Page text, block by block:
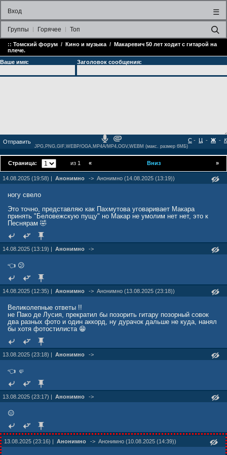
Вход ☰
Группы Горячее Топ
:: Томский форум / Кино и музыка / Макаревич 50 лет ходит с гитарой на
плече.
Ваше имя:
Заголовок сообщения:
- Ц - Ж - К
С
JPG,PNG,GIF,WEBP/OGA,MP4A/MP4,OGV,WEBM (макс. размер 6МБ)
Страница: из 1 »
« Вниз
14.08.2025 (19:58) | Анонимно -> Анонимно (14.08.2025 (13:19))
ногу свело
Это точно, представляю как Пахмутова уговаривает Макара
принять "Беловежскую пущу" но Макар не умолим нет нет, это к
Песнярам 🤣
14.08.2025 (13:19) | Анонимно ->
👈 😕
14.08.2025 (12:35) | Анонимно -> Анонимно (13.08.2025 (23:18))
Великолепные ответы !!
не Пако де Лусия, прекратил бы позорить гитару позорный совок
два разных фото и один аккорд, ну дурачок дальше не куда, нанял
бы хотя фотостилиста 😁
13.08.2025 (23:18) | Анонимно ->
👈 🤛
13.08.2025 (23:17) | Анонимно ->
😑
13.08.2025 (23:16) | Анонимно -> Анонимно (10.08.2025 (14:39))